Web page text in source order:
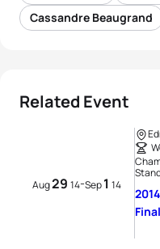
Cassandre Beaugrand
Related Event
Aug29 14-Sep1 14